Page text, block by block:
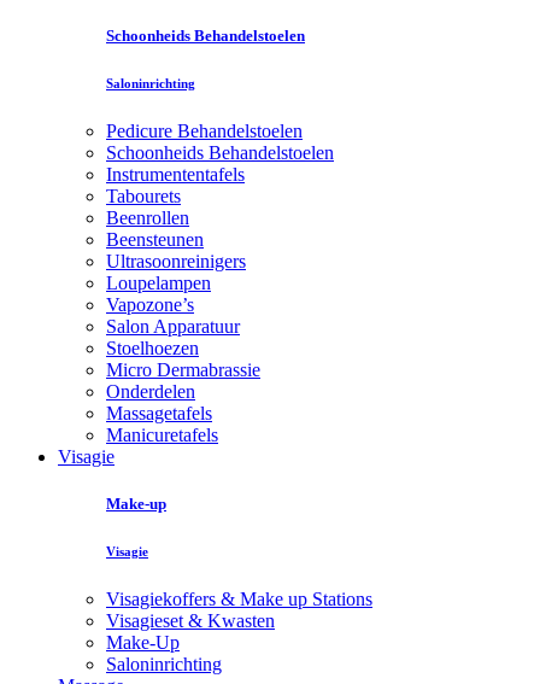
Schoonheids Behandelstoelen
Saloninrichting
Pedicure Behandelstoelen
Schoonheids Behandelstoelen
Instrumententafels
Tabourets
Beenrollen
Beensteunen
Ultrasoonreinigers
Loupelampen
Vapozone’s
Salon Apparatuur
Stoelhoezen
Micro Dermabrassie
Onderdelen
Massagetafels
Manicuretafels
Visagie
Make-up
Visagie
Visagiekoffers & Make up Stations
Visagieset & Kwasten
Make-Up
Saloninrichting